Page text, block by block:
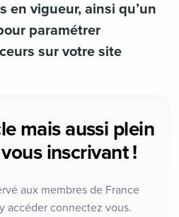
en vigueur, ainsi qu’un
paramétrer
sur votre site
mais aussi plein
inscrivant !
aux membres de France
accéder connectez vous.